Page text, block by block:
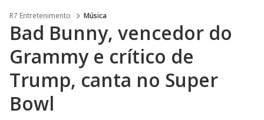
R7 Entretenimento Música
Bad Bunny, vencedor do
Grammy e crítico de
Trump, canta no Super
Bowl